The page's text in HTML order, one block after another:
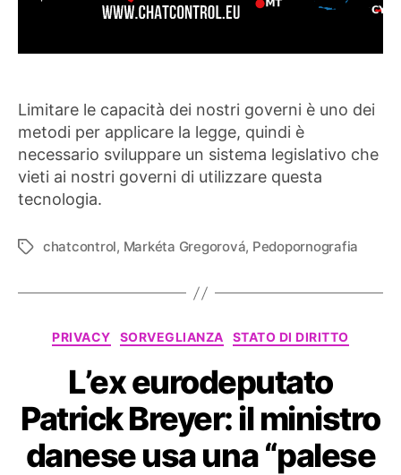
Limitare le capacità dei nostri governi è uno dei
metodi per applicare la legge, quindi è
necessario sviluppare un sistema legislativo che
vieti ai nostri governi di utilizzare questa
tecnologia.
Tag chatcontrol, Markéta Gregorová, Pedopornografia
Categorie
PRIVACY SORVEGLIANZA STATO DI DIRITTO
L’ex eurodeputato
Patrick Breyer: il ministro
danese usa una “palese